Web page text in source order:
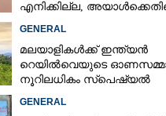
എനിക്കില്ല,
GENERAL
മലയാളികൾക്ക് ഇന്ത്യൻ
റെയിൽവെയുടെ
നൂറിലധികം സ്‌പെഷ്യൽ
GENERAL
ശ്രദ്ധ
രൂപ പിഴ